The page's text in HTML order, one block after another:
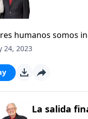
humanos somos
gente ha intentado
mundial del
24, 2023
La salida